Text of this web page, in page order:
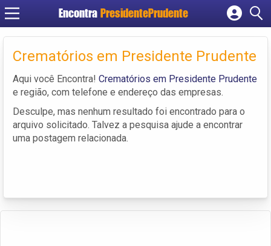
Encontra PresidentePrudente
Cadastrar empresa
Criar conta
Crematórios em Presidente Prudente
Aqui você Encontra! Crematórios em Presidente Prudente
e região, com telefone e endereço das empresas.
Desculpe, mas nenhum resultado foi encontrado para o
arquivo solicitado. Talvez a pesquisa ajude a encontrar
uma postagem relacionada.